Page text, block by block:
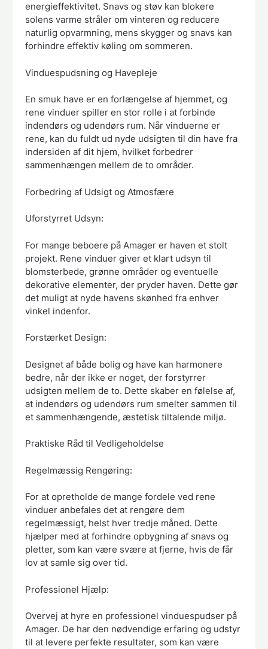
energieffektivitet. Snavs og støv kan blokere
solens varme stråler om vinteren og reducere
naturlig opvarmning, mens skygger og snavs kan
forhindre effektiv køling om sommeren.
Vinduespudsning og Havepleje
En smuk have er en forlængelse af hjemmet, og
rene vinduer spiller en stor rolle i at forbinde
indendørs og udendørs rum. Når vinduerne er
rene, kan du fuldt ud nyde udsigten til din have fra
indersiden af dit hjem, hvilket forbedrer
sammenhængen mellem de to områder.
Forbedring af Udsigt og Atmosfære
Uforstyrret Udsyn:
For mange beboere på Amager er haven et stolt
projekt. Rene vinduer giver et klart udsyn til
blomsterbede, grønne områder og eventuelle
dekorative elementer, der pryder haven. Dette gør
det muligt at nyde havens skønhed fra enhver
vinkel indenfor.
Forstærket Design:
Designet af både bolig og have kan harmonere
bedre, når der ikke er noget, der forstyrrer
udsigten mellem de to. Dette skaber en følelse af,
at indendørs og udendørs rum smelter sammen til
et sammenhængende, æstetisk tiltalende miljø.
Praktiske Råd til Vedligeholdelse
Regelmæssig Rengøring:
For at opretholde de mange fordele ved rene
vinduer anbefales det at rengøre dem
regelmæssigt, helst hver tredje måned. Dette
hjælper med at forhindre opbygning af snavs og
pletter, som kan være svære at fjerne, hvis de får
lov at samle sig over tid.
Professionel Hjælp:
Overvej at hyre en professionel vinduespudser på
Amager. De har den nødvendige erfaring og udstyr
til at levere perfekte resultater, som kan være